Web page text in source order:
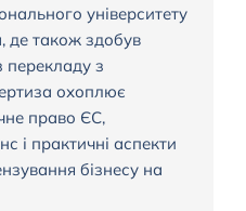
університету
де також здобув
перекладу з
охоплює
право ЄС,
і практичні аспекти
бізнесу на